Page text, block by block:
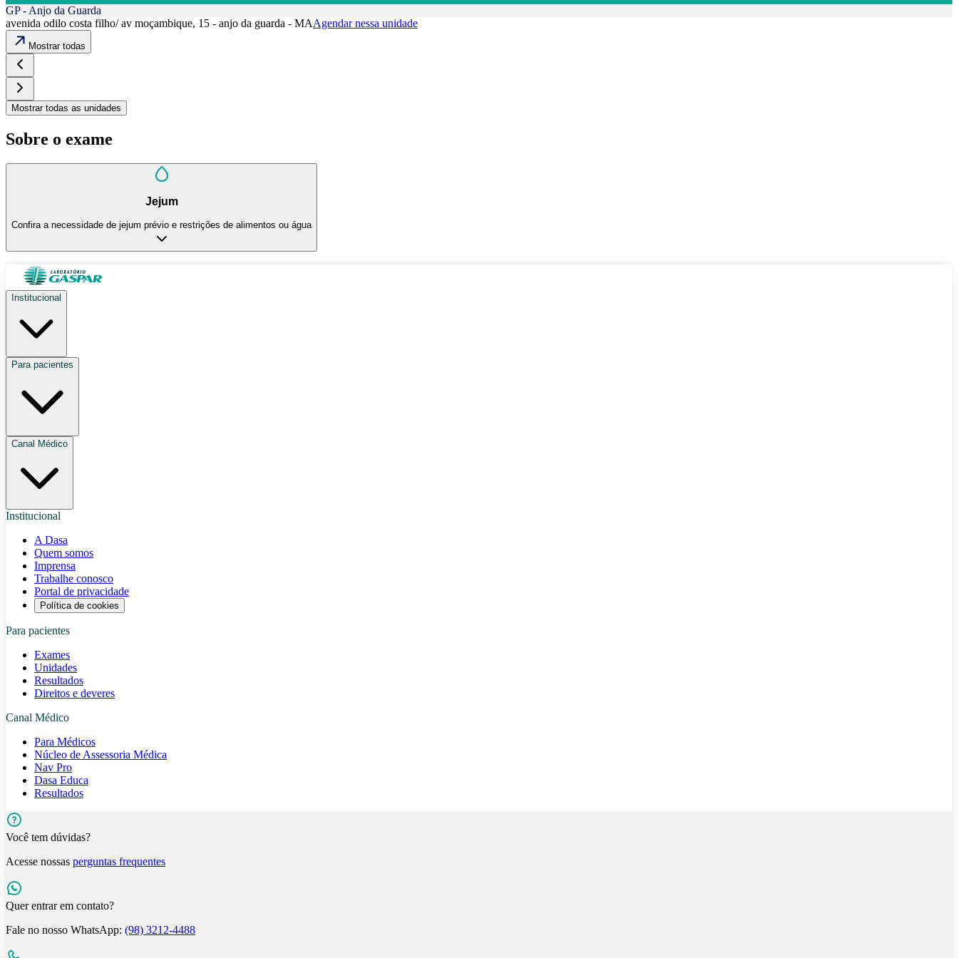
GP - Anjo da Guarda
avenida odilo costa filho/ av moçambique, 15 - anjo da guarda - MAAgendar nessa unidade
Mostrar todas
Mostrar todas as unidades
Sobre o exame
Jejum
Confira a necessidade de jejum prévio e restrições de alimentos ou água
Institucional
Para pacientes
Canal Médico
Institucional
A Dasa
Quem somos
Imprensa
Trabalhe conosco
Portal de privacidade
Política de cookies
Para pacientes
Exames
Unidades
Resultados
Direitos e deveres
Canal Médico
Para Médicos
Núcleo de Assessoria Médica
Nav Pro
Dasa Educa
Resultados
Você tem dúvidas?
Acesse nossas perguntas frequentes
Quer entrar em contato?
Fale no nosso WhatsApp: (98) 3212-4488